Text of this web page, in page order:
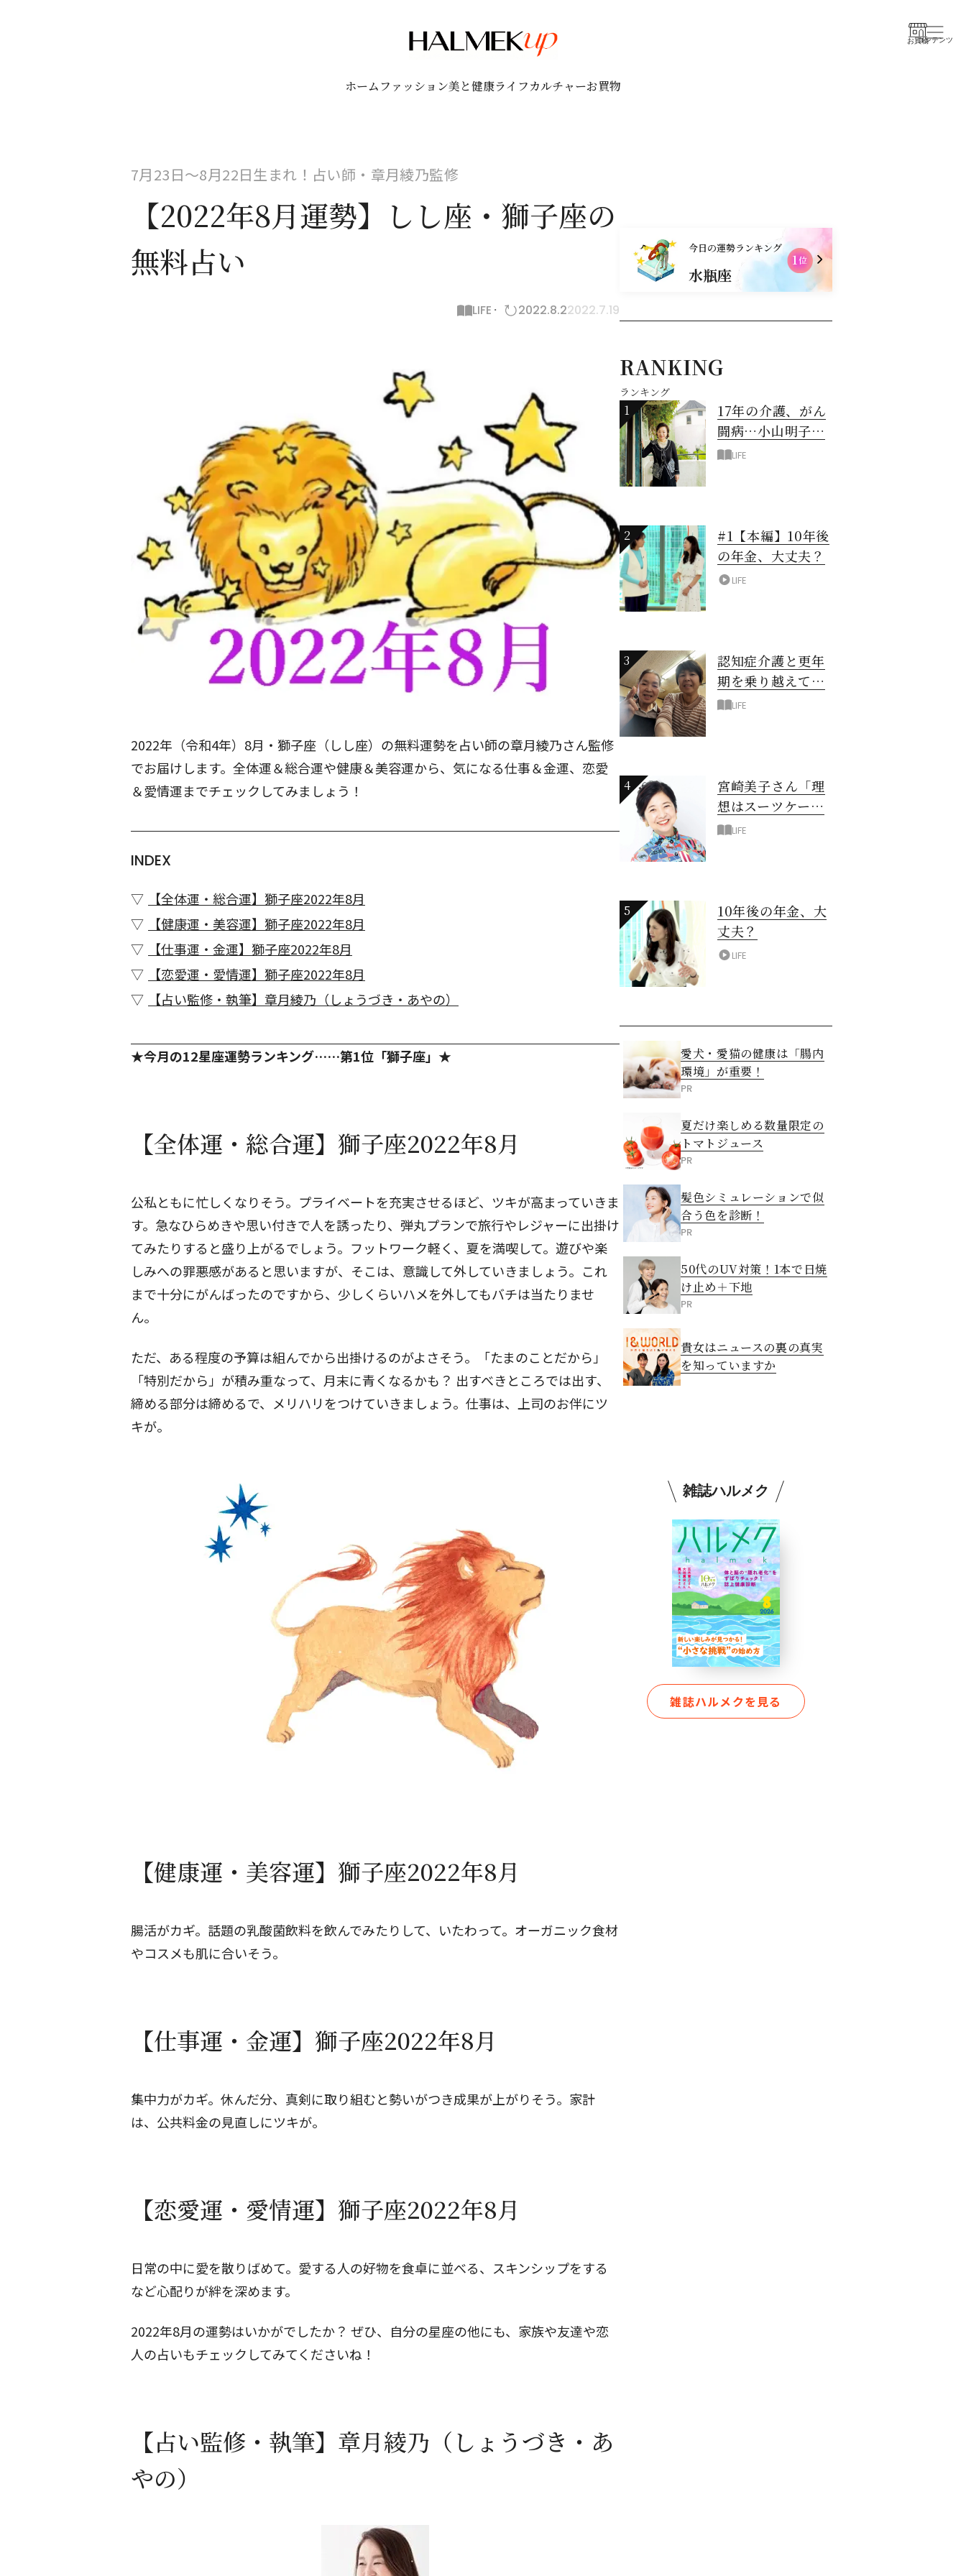
お買物コンテンツ
ホーム ファッション美と健康ライフカルチャーお買物
7月23日〜8月22日生まれ！占い師・章月綾乃監修
【2022年8月運勢】しし座・獅子座の
無料占い
LIFE 2022.8.22022.7.19
2022年（令和4年）8月・獅子座（しし座）の無料運勢を占い師の章月綾乃さん監修
でお届けします。全体運＆総合運や健康＆美容運から、気になる仕事＆金運、恋愛
＆愛情運までチェックしてみましょう！
INDEX
【全体運・総合運】獅子座2022年8月
【健康運・美容運】獅子座2022年8月
【仕事運・金運】獅子座2022年8月
【恋愛運・愛情運】獅子座2022年8月
【占い監修・執筆】章月綾乃（しょうづき・あやの）
★今月の12星座運勢ランキング……第1位「獅子座」★
【全体運・総合運】獅子座2022年8月
公私ともに忙しくなりそう。プライベートを充実させるほど、ツキが高まっていきま
す。急なひらめきや思い付きで人を誘ったり、弾丸プランで旅行やレジャーに出掛け
てみたりすると盛り上がるでしょう。フットワーク軽く、夏を満喫して。遊びや楽
しみへの罪悪感があると思いますが、そこは、意識して外していきましょう。これ
まで十分にがんばったのですから、少しくらいハメを外してもバチは当たりませ
ん。
ただ、ある程度の予算は組んでから出掛けるのがよさそう。「たまのことだから」
「特別だから」が積み重なって、月末に青くなるかも？ 出すべきところでは出す、
締める部分は締めるで、メリハリをつけていきましょう。仕事は、上司のお伴にツ
キが。
【健康運・美容運】獅子座2022年8月
腸活がカギ。話題の乳酸菌飲料を飲んでみたりして、いたわって。オーガニック食材
やコスメも肌に合いそう。
【仕事運・金運】獅子座2022年8月
集中力がカギ。休んだ分、真剣に取り組むと勢いがつき成果が上がりそう。家計
は、公共料金の見直しにツキが。
【恋愛運・愛情運】獅子座2022年8月
日常の中に愛を散りばめて。愛する人の好物を食卓に並べる、スキンシップをする
など心配りが絆を深めます。
2022年8月の運勢はいかがでしたか？ ぜひ、自分の星座の他にも、家族や友達や恋
人の占いもチェックしてみてくださいね！
【占い監修・執筆】章月綾乃（しょうづき・あ
やの）
今日の運勢ランキング
水瓶座
乙女座
1
2位
RANKING
ランキング
1
17年の介護、がん
闘病…小山明子さ
ん「今満たされて
LIFE
2
#1【本編】10年後
の年金、大丈夫？
LIFE
3
認知症介護と更年
期を乗り越えて！
6年の「通い介
LIFE
4
宮崎美子さん「理
想はスーツケース
一つでどこへでも
LIFE
5
10年後の年金、大
丈夫？
LIFE
愛犬・愛猫の健康は「腸内
環境」が重要！
PR
夏だけ楽しめる数量限定の
トマトジュース
PR
髪色シミュレーションで似
合う色を診断！
PR
50代のUV対策！1本で日焼
け止め＋下地
PR
貴女はニュースの裏の真実
を知っていますか
雑誌ハルメク
雑誌ハルメクを見る
閉じる